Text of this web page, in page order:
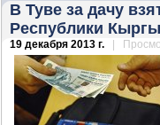
В Туве за дачу
Республики
19 декабря 2013 г. |